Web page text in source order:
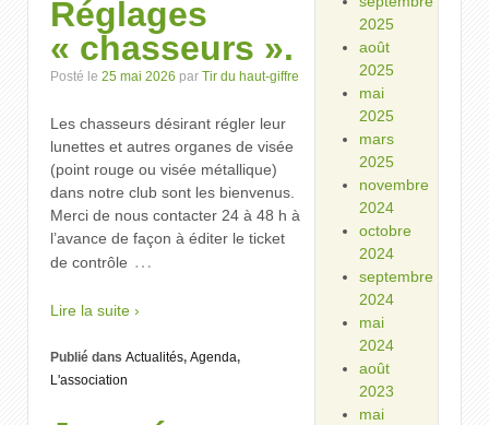
Réglages
« chasseurs ».
Posté le 25 mai 2026 par Tir du haut-giffre
Les chasseurs désirant régler leur
lunettes et autres organes de visée
(point rouge ou visée métallique)
dans notre club sont les bienvenus.
Merci de nous contacter 24 à 48 h à
l’avance de façon à éditer le ticket
de contrôle …
Lire la suite ›
Publié dans Actualités, Agenda,
L'association
2025
août
2025
mai
2025
mars
2025
novembre
2024
octobre
2024
septembre
2024
mai
2024
août
2023
mai